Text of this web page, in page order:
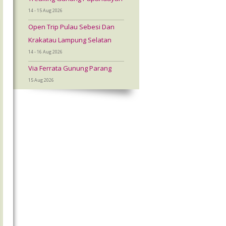
14 - 15 Aug 2026
Open Trip Pulau Sebesi Dan
Krakatau Lampung Selatan
14 - 16 Aug 2026
Via Ferrata Gunung Parang
15 Aug 2026